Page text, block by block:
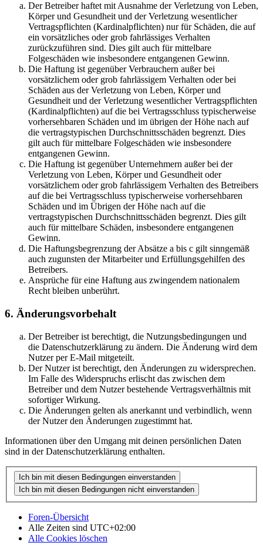
Der Betreiber haftet mit Ausnahme der Verletzung von Leben,
Körper und Gesundheit und der Verletzung wesentlicher
Vertragspflichten (Kardinalpflichten) nur für Schäden, die auf
ein vorsätzliches oder grob fahrlässiges Verhalten
zurückzuführen sind. Dies gilt auch für mittelbare
Folgeschäden wie insbesondere entgangenen Gewinn.
Die Haftung ist gegenüber Verbrauchern außer bei
vorsätzlichem oder grob fahrlässigem Verhalten oder bei
Schäden aus der Verletzung von Leben, Körper und
Gesundheit und der Verletzung wesentlicher Vertragspflichten
(Kardinalpflichten) auf die bei Vertragsschluss typischerweise
vorhersehbaren Schäden und im übrigen der Höhe nach auf
die vertragstypischen Durchschnittsschäden begrenzt. Dies
gilt auch für mittelbare Folgeschäden wie insbesondere
entgangenen Gewinn.
Die Haftung ist gegenüber Unternehmern außer bei der
Verletzung von Leben, Körper und Gesundheit oder
vorsätzlichem oder grob fahrlässigem Verhalten des Betreibers
auf die bei Vertragsschluss typischerweise vorhersehbaren
Schäden und im Übrigen der Höhe nach auf die
vertragstypischen Durchschnittsschäden begrenzt. Dies gilt
auch für mittelbare Schäden, insbesondere entgangenen
Gewinn.
Die Haftungsbegrenzung der Absätze a bis c gilt sinngemäß
auch zugunsten der Mitarbeiter und Erfüllungsgehilfen des
Betreibers.
Ansprüche für eine Haftung aus zwingendem nationalem
Recht bleiben unberührt.
6. Änderungsvorbehalt
Der Betreiber ist berechtigt, die Nutzungsbedingungen und
die Datenschutzerklärung zu ändern. Die Änderung wird dem
Nutzer per E-Mail mitgeteilt.
Der Nutzer ist berechtigt, den Änderungen zu widersprechen.
Im Falle des Widerspruchs erlischt das zwischen dem
Betreiber und dem Nutzer bestehende Vertragsverhältnis mit
sofortiger Wirkung.
Die Änderungen gelten als anerkannt und verbindlich, wenn
der Nutzer den Änderungen zugestimmt hat.
Informationen über den Umgang mit deinen persönlichen Daten
sind in der Datenschutzerklärung enthalten.
Foren-Übersicht
Alle Zeiten sind UTC+02:00
Alle Cookies löschen